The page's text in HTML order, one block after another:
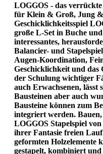
LOGGOS - das verrückte
für Klein & Groß, Jung
Geschicklichkeitsspiel
große L-Set in Buche
interessantes,
Balancier- und
Augen-Koordination,
Geschicklichkeit und das
der Schulung wichtiger
auch Erwachsenen, lässt
Bausteinen aber auch
Bausteine können zum
integriert werden.
LOGGOS Stapelspiel
ihrer Fantasie freien
geformten Holzelemente
gestapelt, kombiniert